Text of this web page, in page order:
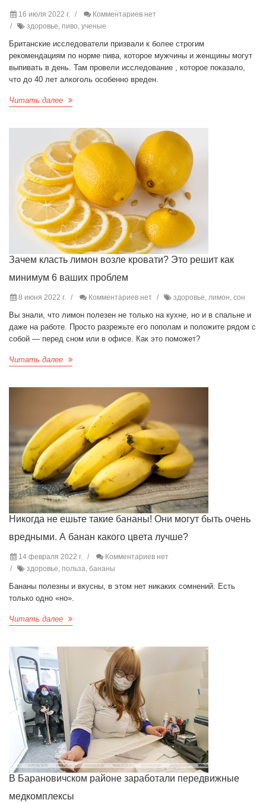
16 июля 2022 г.
Комментариев нет
здоровье, пиво, ученые
Британские исследователи призвали к более строгим
рекомендациям по норме пива, которое мужчины и женщины могут
выпивать в день. Там провели исследование , которое показало,
что до 40 лет алкоголь особенно вреден.
Читать далее
Зачем класть лимон возле кровати? Это решит как
минимум 6 ваших проблем
8 июня 2022 г. Комментариев нет здоровье, лимон, сон
Вы знали, что лимон полезен не только на кухне, но и в спальне и
даже на работе. Просто разрежьте его пополам и положите рядом с
собой — перед сном или в офисе. Как это поможет?
Читать далее
Никогда не ешьте такие бананы! Они могут быть очень
вредными. А банан какого цвета лучше?
14 февраля 2022 г.
Комментариев нет
здоровье, польза, бананы
Бананы полезны и вкусны, в этом нет никаких сомнений. Есть
только одно «но».
Читать далее
В Барановичском районе заработали передвижные
медкомплексы